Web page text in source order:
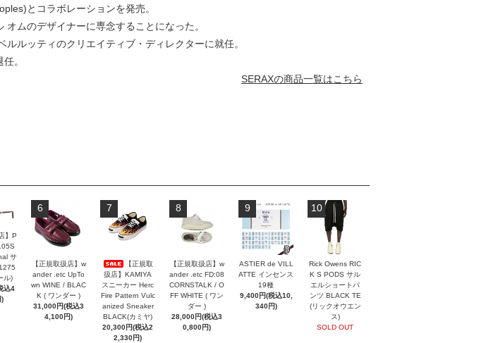
とコラボレーションを発売。
ムのデザイナーに専念することになった。
ルッティのクリエイティブ・ディレクターに就任。
。
SERAXの商品一覧はこちら
】P
サ
ル)
込4
)
6
【正規取扱店】w
ander .etc UpTo
wn WINE / BLAC
K ( ワンダー )
31,000円(税込3
4,100円)
7
【正規取
扱店】KAMIYA
スニーカー Herc
Fire Pattern Vulc
anized Sneaker
BLACK(カミヤ)
20,300円(税込2
2,330円)
8
【正規取扱店】w
ander .etc FD:08
CORNSTALK / O
FF WHITE ( ワン
ダー )
28,000円(税込3
0,800円)
9
ASTIER de VILL
ATTE インセンス
19種
9,400円(税込10,
340円)
10
Rick Owens RIC
K S PODS サル
エルショートパ
ンツ BLACK TE
(リックオウエン
ス)
SOLD OUT